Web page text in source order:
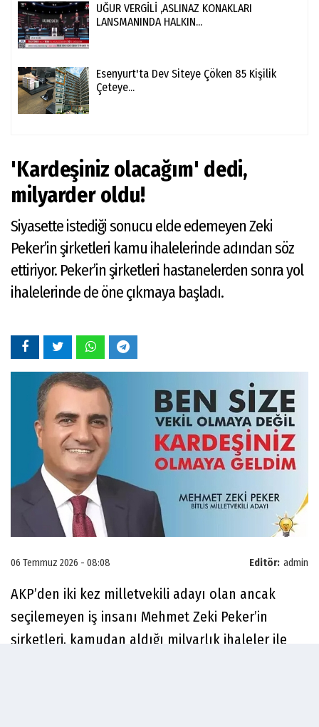
UĞUR VERGİLİ ,ASLINAZ KONAKLARI
LANSMANINDA HALKIN...
Esenyurt'ta Dev Siteye Çöken 85 Kişilik
Çeteye...
'Kardeşiniz olacağım' dedi,
milyarder oldu!
Siyasette istediği sonucu elde edemeyen Zeki
Peker’in şirketleri kamu ihalelerinde adından söz
ettiriyor. Peker’in şirketleri hastanelerden sonra yol
ihalelerinde de öne çıkmaya başladı.
Editör: admin
06 Temmuz 2026 - 08:08
AKP’den iki kez milletvekili adayı olan ancak
seçilemeyen iş insanı Mehmet Zeki Peker’in
şirketleri, kamudan aldığı milyarlık ihaleler ile